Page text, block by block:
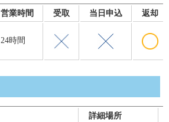
営業時間 受取 当日申込 返却
24時間
詳細場所